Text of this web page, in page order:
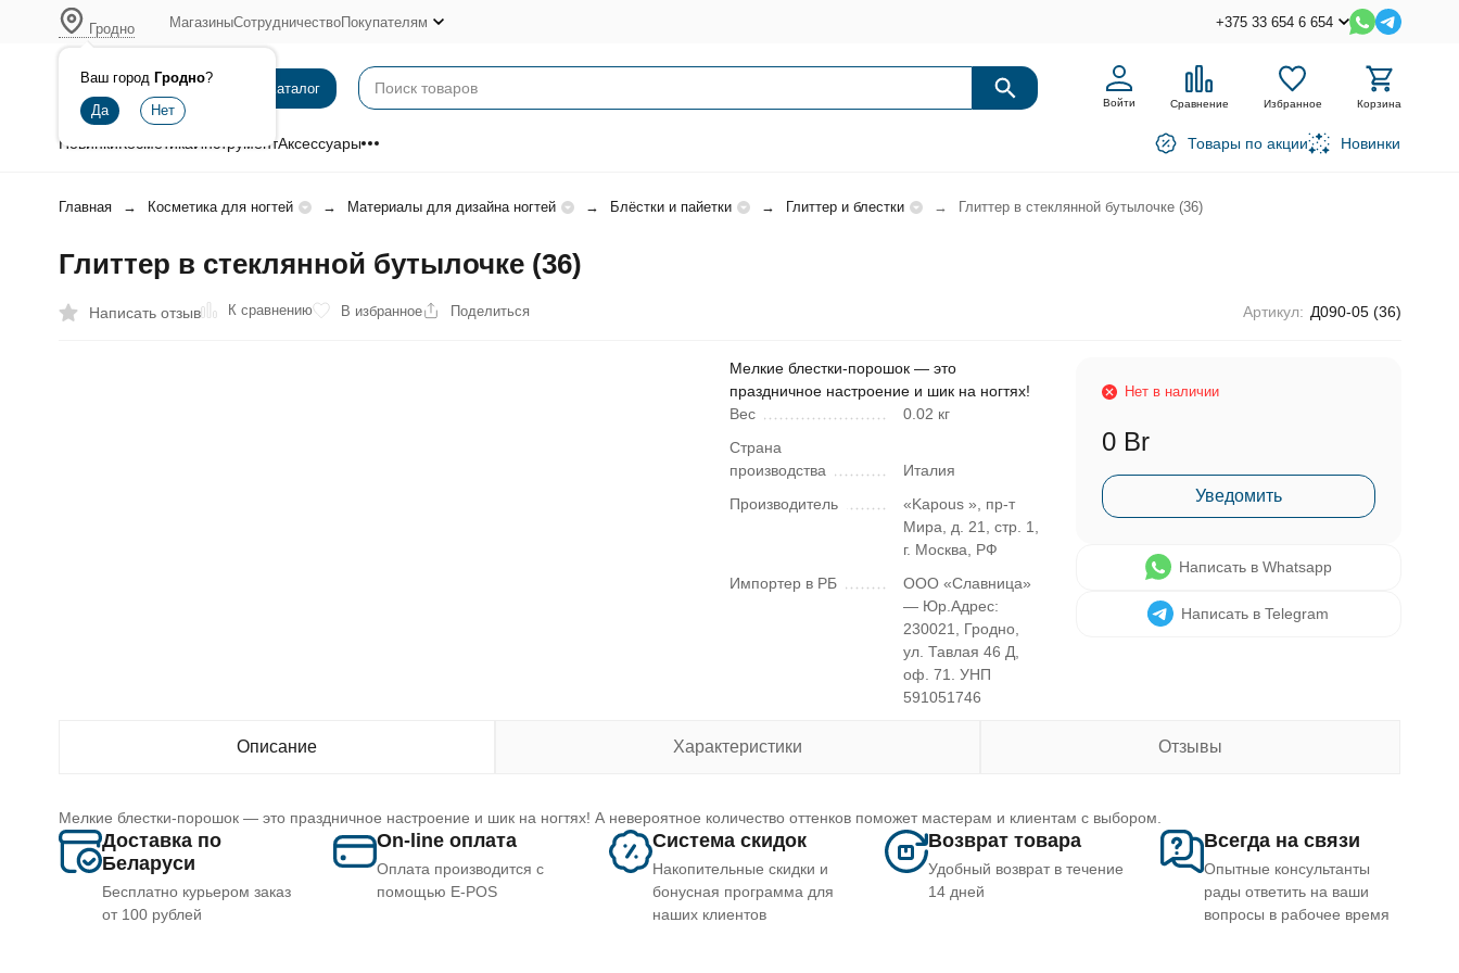
Гродно
Ваш город Гродно?
МагазиныСотрудничествоПокупателям +375 33 654 6 654
Каталог
Войти Сравнение Избранное Корзина
НовинкиКосметикаИнструментАксессуары Товары по акции Новинки
Главная Косметика для ногтей Материалы для дизайна ногтей Блёстки и пайетки Глиттер и блестки Глиттер в стеклянной бутылочке (36)
Глиттер в стеклянной бутылочке (36)
Написать отзыв К сравнению В избранное Поделиться Артикул: Д090-05 (36)
Мелкие блестки-порошок — это
праздничное настроение и шик на ногтях!
Вес
0.02 кг
Страна
производства
Италия
Производитель
«Kapous », пр-т
Мира, д. 21, стр. 1,
г. Москва, РФ
Импортер в РБ
ООО «Славница»
— Юр.Адрес:
230021, Гродно,
ул. Тавлая 46 Д,
оф. 71. УНП
591051746
Нет в наличии
0 Br
Уведомить
Написать в Whatsapp
Написать в Telegram
Описание Характеристики Отзывы
Мелкие блестки-порошок — это праздничное настроение и шик на ногтях! А невероятное количество оттенков поможет мастерам и клиентам с выбором.
Доставка по
Беларуси
Бесплатно курьером заказ
от 100 рублей
On-line оплата
Оплата производится с
помощью E-POS
Система скидок
Накопительные скидки и
бонусная программа для
наших клиентов
Возврат товара
Удобный возврат в течение
14 дней
Всегда на связи
Опытные консультанты
рады ответить на ваши
вопросы в рабочее время